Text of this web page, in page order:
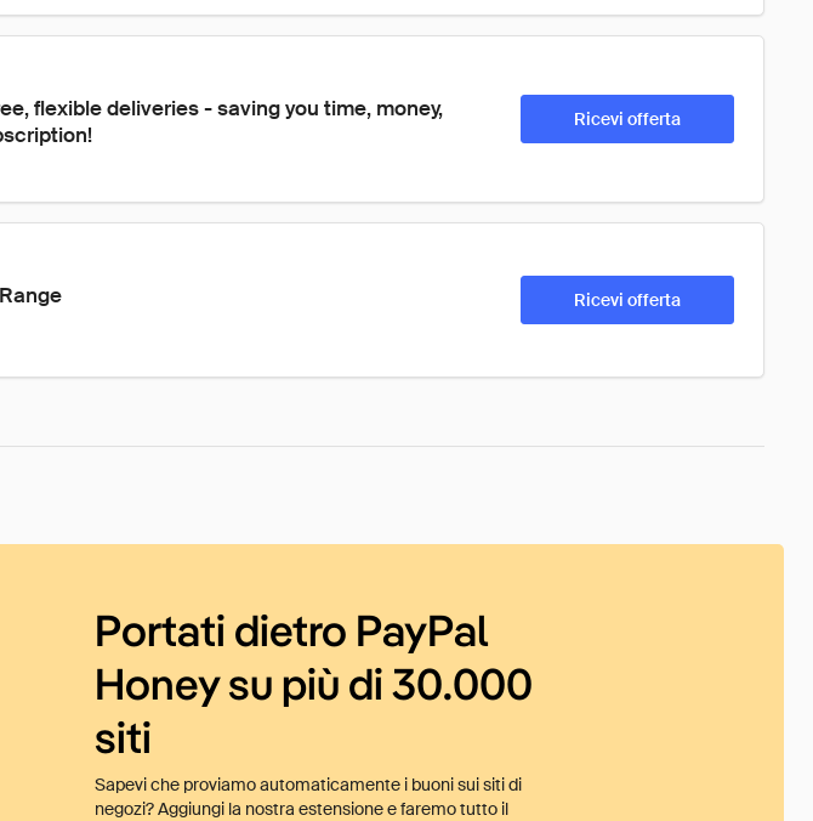
flexible deliveries - saving you time, money,
Ricevi offerta
Ricevi offerta
Portati dietro PayPal
Honey su più di 30.000
siti
Sapevi che proviamo automaticamente i buoni sui siti di
negozi? Aggiungi la nostra estensione e faremo tutto il